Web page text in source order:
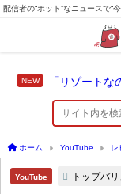
配信者の“ホット”なニュースで“今
「リゾート
ホーム YouTube レ
YouTube トップバリ